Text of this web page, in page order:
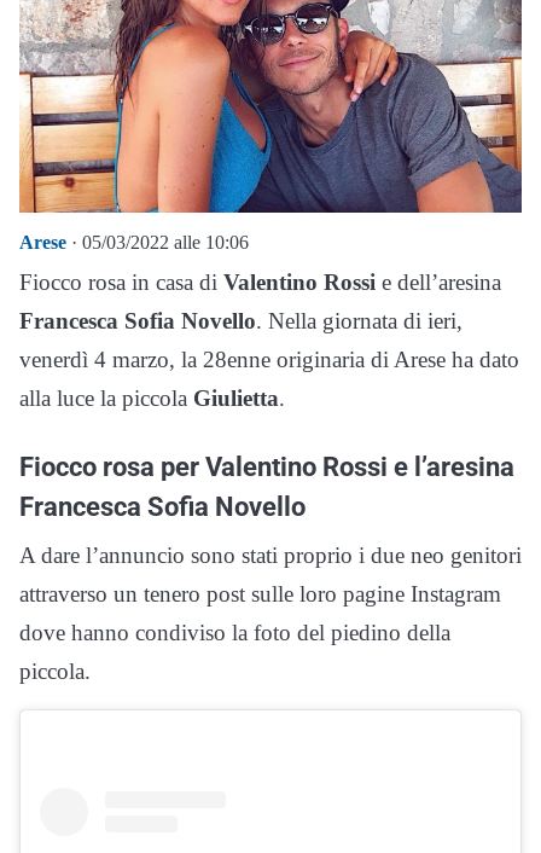
Arese · 05/03/2022 alle 10:06
Fiocco rosa in casa di Valentino Rossi e dell’aresina
Francesca Sofia Novello. Nella giornata di ieri,
venerdì 4 marzo, la 28enne originaria di Arese ha dato
alla luce la piccola Giulietta.
Fiocco rosa per Valentino Rossi e l’aresina
Francesca Sofia Novello
A dare l’annuncio sono stati proprio i due neo genitori
attraverso un tenero post sulle loro pagine Instagram
dove hanno condiviso la foto del piedino della
piccola.